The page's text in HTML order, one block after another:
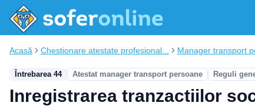
Acasă Chestionare atestate profesional... Manager transport
Întrebarea 44 Atestat manager transport persoane Reguli
Inregistrarea tranzactiilor